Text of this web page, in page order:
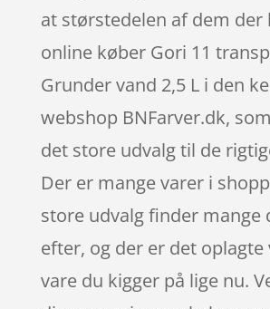
at størstedelen af dem der
online køber Gori 11
Grunder vand 2,5 L i den
webshop BNFarver.dk,
det store udvalg til de
Der er mange varer i
store udvalg finder mange
efter, og der er det oplagte
vare du kigger på lige nu.